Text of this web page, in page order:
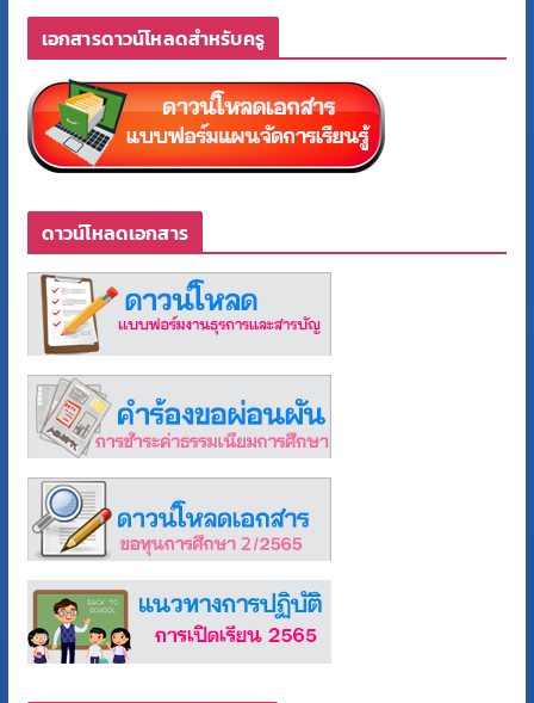
เอกสารดาวน์โหลดสำหรับครู
ดาวน์โหลดเอกสาร